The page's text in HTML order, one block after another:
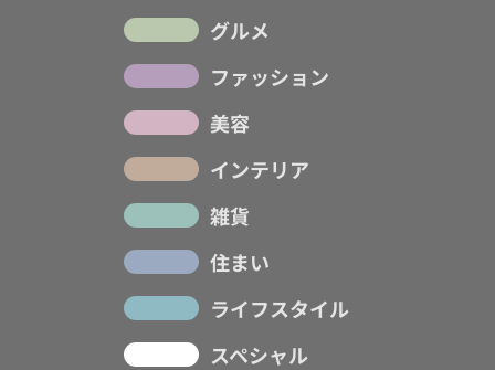
グルメ
ファッション
美容
インテリア
雑貨
住まい
ライフスタイル
スペシャル